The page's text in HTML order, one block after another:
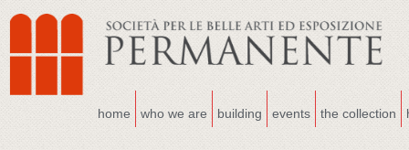
home who we are building events the collection